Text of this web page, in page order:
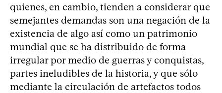
quienes, en cambio, tienden a considerar que
semejantes demandas son una negación de la
existencia de algo así como un patrimonio
mundial que se ha distribuido de forma
irregular por medio de guerras y conquistas,
partes ineludibles de la historia, y que sólo
mediante la circulación de artefactos todos